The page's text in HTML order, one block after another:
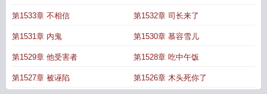
第1533章 不相信 第1532章 司长来了
第1531章 内鬼 第1530章 慕容雪儿
第1529章 他受害者 第1528章 吃中午饭
第1527章 被诬陷 第1526章 木头死你了